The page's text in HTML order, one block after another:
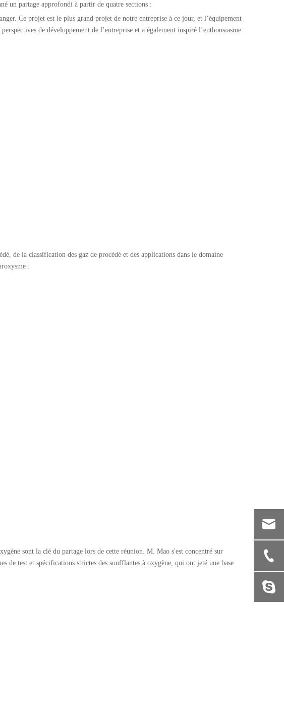
un partage approfondi à partir de quatre sections :
Ce projet est le plus grand projet de notre entreprise à ce jour, et l’équipement
de développement de l’entreprise et a également inspiré l’enthousiasme
de la classification des gaz de procédé et des applications dans le domaine
:
sont la clé du partage lors de cette réunion. M. Mao s'est concentré sur
de test et spécifications strictes des soufflantes à oxygène, qui ont jeté une base